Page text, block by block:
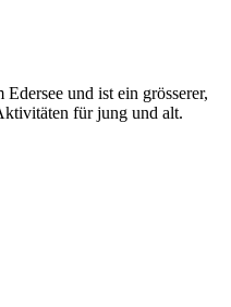
und ist ein grösserer,
für jung und alt.